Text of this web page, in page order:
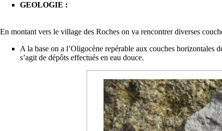
GEOLOGIE :
En montant vers le village des Roches on va rencontrer diverses
A la base on a l’Oligocène repérable aux couches horizontales
s’agit de dépôts effectués en eau douce.